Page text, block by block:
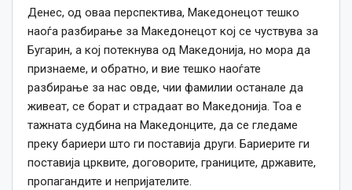
Денес, од оваа перспектива, Македонецот тешко
наоѓа разбирање за Македонецот кој се чуствува за
Бугарин, а кој потекнува од Македонија, но мора да
признаеме, и обратно, и вие тешко наоѓате
разбирање за нас овде, чии фамилии останале да
живеат, се борат и страдаат во Македонија. Тоа е
тажната судбина на Македонците, да се гледаме
преку бариери што ги поставија други. Бариерите ги
поставија црквите, договорите, границите, државите,
пропагандите и непријателите.